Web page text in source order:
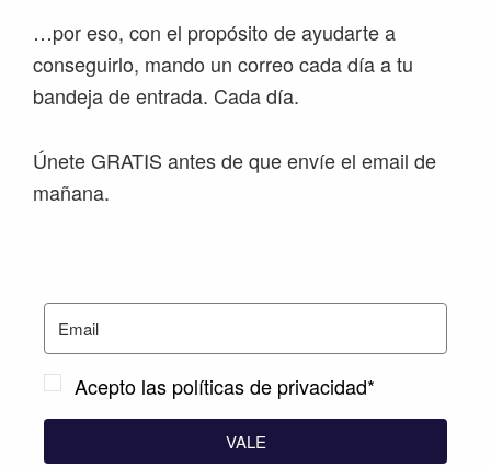
…por eso, con el propósito de ayudarte a
conseguirlo, mando un correo cada día a tu
bandeja de entrada. Cada día.
Únete GRATIS antes de que envíe el email de
mañana.
Acepto las políticas de privacidad*
VALE